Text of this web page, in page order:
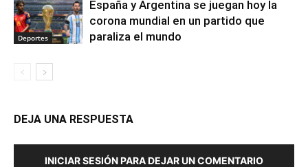
Deportes
España y Argentina se juegan hoy la
corona mundial en un partido que
paraliza el mundo
DEJA UNA RESPUESTA
INICIAR SESIÓN PARA DEJAR UN COMENTARIO